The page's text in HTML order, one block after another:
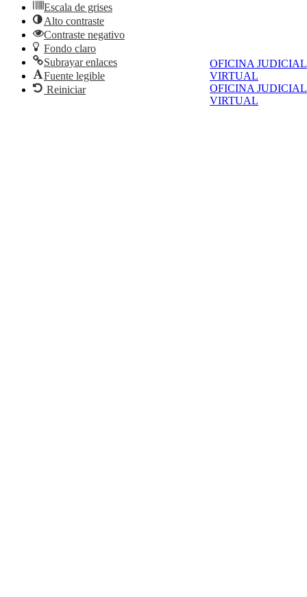
OFICINA JUDICIAL
VIRTUAL
OFICINA JUDICIAL
VIRTUAL
Escala de grises
Alto contraste
Contraste negativo
Fondo claro
Subrayar enlaces
Fuente legible
Reiniciar